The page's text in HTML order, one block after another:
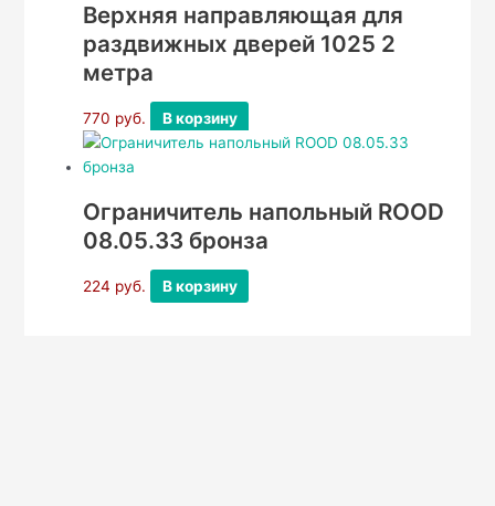
Верхняя направляющая для
раздвижных дверей 1025 2
метра
770 руб. В корзину
Ограничитель напольный ROOD
08.05.33 бронза
224 руб. В корзину